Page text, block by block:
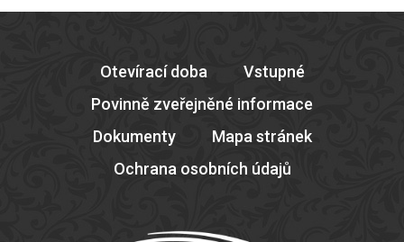
Otevírací doba
Vstupné
Povinně zveřejněné informace
Dokumenty
Mapa stránek
Ochrana osobních údajů